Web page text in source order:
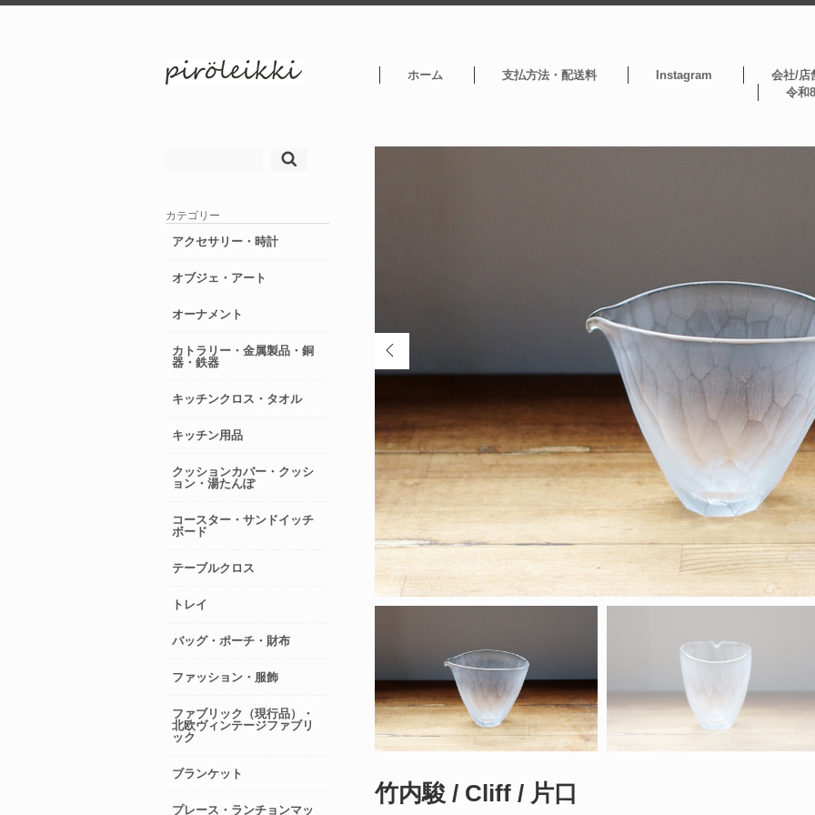
ホーム 支払方法・配送料 Instagram
会社/店
令和
竹内駿 / Cliff / 片口
カテゴリー
アクセサリー・時計
オブジェ・アート
オーナメント
カトラリー・金属製品・銅
器・鉄器
キッチンクロス・タオル
キッチン用品
クッションカバー・クッシ
ョン・湯たんぽ
コースター・サンドイッチ
ボード
テーブルクロス
トレイ
バッグ・ポーチ・財布
ファッション・服飾
ファブリック（現行品）・
北欧ヴィンテージファブリ
ック
ブランケット
プレース・ランチョンマッ